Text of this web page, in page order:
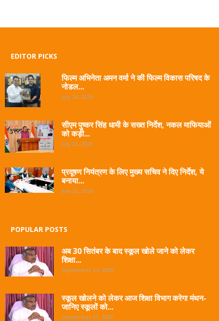
EDITOR PICKS
फिल्म अभिनेता अमन वर्मा ने की फिल्म विकास परिषद के
नोडल...
July 24, 2026
सीएम पुष्कर सिंह धामी के सख्त निर्देश, नकल माफियाओं
को कड़ी...
July 23, 2026
प्रदूषण नियंत्रण के लिए मुख्य सचिव ने दिए निर्देश, ये
बनाया...
July 22, 2026
POPULAR POSTS
अब 30 सितंबर के बाद स्कूल खोले जाने को लेकर
शिक्षा...
September 24, 2020
स्कूल खोलने को लेकर आज शिक्षा विभाग करेगा मंथन-
जानिए स्कूलों को...
September 21, 2020